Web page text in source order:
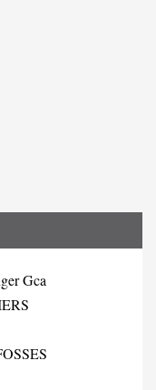
Gca